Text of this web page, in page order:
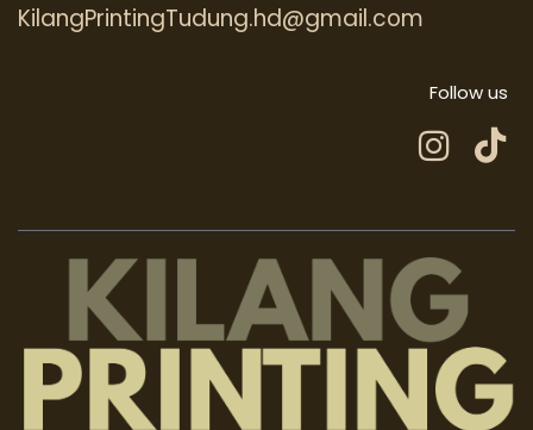
KilangPrintingTudung.hd@gmail.com
Follow us